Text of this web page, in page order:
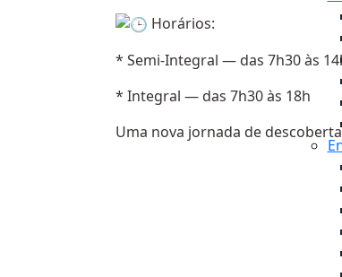
Horários:
* Semi-Integral — das 7h30 às
* Integral — das 7h30 às 18h
Uma nova jornada de